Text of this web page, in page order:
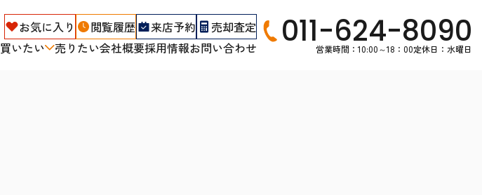
お気に入り 閲覧履歴 来店予約
売却査定
買いたい
売りたい会社概要採用情報お問い合わせ 011-624-8090
営業時間：10:00～18：00定休日：水曜日